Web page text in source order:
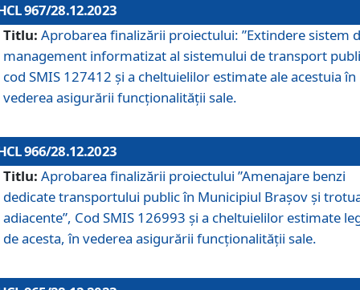
967/28.12.2023
Titlu: Aprobarea finalizării proiectului: ”Extindere sistem
management informatizat al sistemului de transport
cod SMIS 127412 și a cheltuielilor estimate ale acestuia în
vederea asigurării funcționalității sale.
966/28.12.2023
Titlu: Aprobarea finalizării proiectului ”Amenajare benzi
dedicate transportului public în Municipiul Brașov şi
adiacente”, Cod SMIS 126993 și a cheltuielilor estimate
de acesta, în vederea asigurării funcționalității sale.